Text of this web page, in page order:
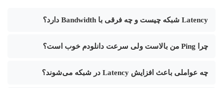
Latency شبکه چیست و چه فرقی با Bandwidth دارد؟
چرا Ping من بالاست ولی سرعت دانلودم خوب است؟
چه عواملی باعث افزایش Latency در شبکه می‌شوند؟